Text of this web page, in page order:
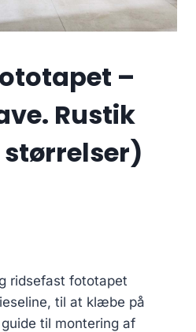
–
Rustik
størrelser)
ridsefast fototapet
til at klæbe på
til montering af